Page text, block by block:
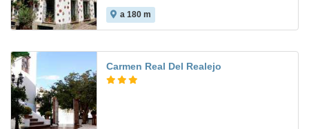
a 180 m
Carmen Real Del Realejo